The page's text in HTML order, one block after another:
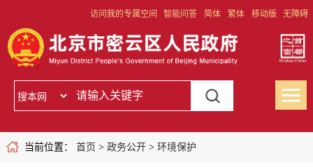
访问我的专属空间 智能问答 简体 繁体 移动版 无障碍
当前位置： 首页 > 政务公开> 环境保护